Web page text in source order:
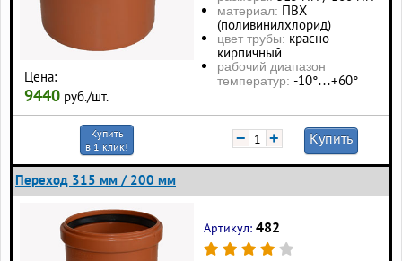
Цена:
9440 руб./шт.
материал: ПВХ
(поливинилхлорид)
цвет трубы: красно-
кирпичный
рабочий диапазон
температур: -10°…+60°
Купить
в 1 клик!
− + Купить
Переход 315 мм / 200 мм
Артикул: 482